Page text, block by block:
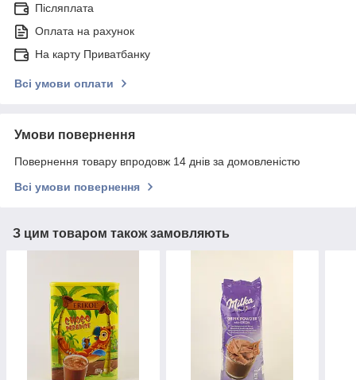
Післяплата
Оплата на рахунок
На карту Приватбанку
Всі умови оплати
Умови повернення
Повернення товару впродовж 14 днів за домовленістю
Всі умови повернення
З цим товаром також замовляють